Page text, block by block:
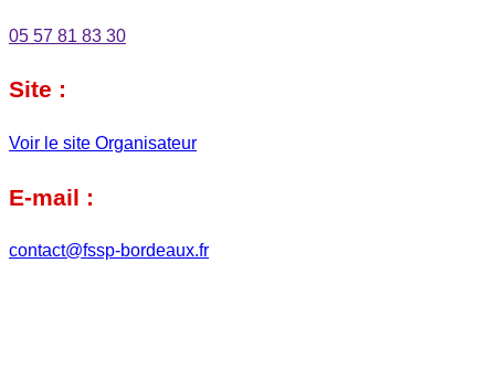
05 57 81 83 30
Site :
Voir le site Organisateur
E-mail :
contact@fssp-bordeaux.fr